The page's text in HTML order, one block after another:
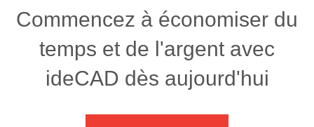
Commencez à économiser du
temps et de l'argent avec
ideCAD dès aujourd'hui